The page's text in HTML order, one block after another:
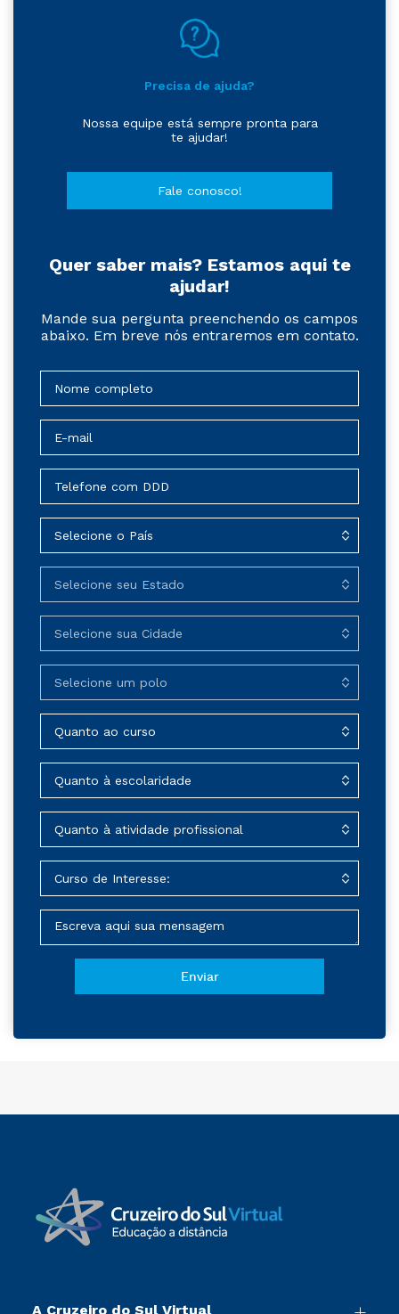
Precisa de ajuda?
Nossa equipe está sempre pronta para
te ajudar!
Fale conosco!
Quer saber mais? Estamos aqui te
ajudar!
Mande sua pergunta preenchendo os campos
abaixo. Em breve nós entraremos em contato.
A Cruzeiro do Sul Virtual